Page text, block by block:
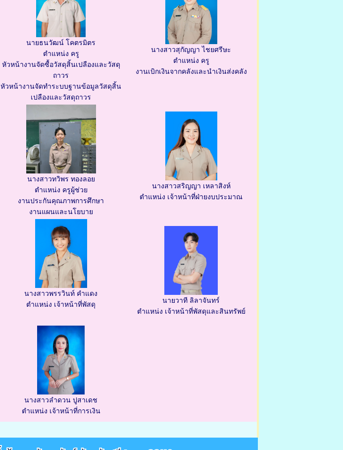
นายธนวัฒน์ โคตรมิตร
ตำแหน่ง ครู
หัวหน้างานจัดซื้อวัสดุสิ้นเปลืองและวัสดุ
ถาวร
หัวหน้างานจัดทำระบบฐานข้อมูลวัสดุสิ้น
เปลืองและวัสดุถาวร
นางสาวสุกัญญา ไชยศรีษะ
ตำแหน่ง ครู
งานเบิกเงินจากคลังและนำเงินส่งคลัง
นางสาวทวิพร ทองลอย
ตำแหน่ง ครูผู้ช่วย
งานประกันคุณภาพการศึกษา
งานแผนและนโยบาย
นางสาวสริญญา เหลาสิงห์
ตำแหน่ง เจ้าหน้าที่ฝ่ายงบประมาณ
นางสาวพรรวินท์ คำแดง
ตำแหน่ง เจ้าหน้าที่พัสดุ
นายวาที ลิลาจันทร์
ตำแหน่ง เจ้าหน้าที่พัสดุและสินทรัพย์
นางสาวลำดวน ปูสาเดช
ตำแหน่ง เจ้าหน้าที่การเงิน